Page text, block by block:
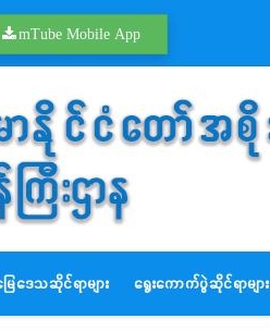
mTube Mobile App
ေဒေသဆိုင်ရာများ ရွေးကောက်ပွဲဆိုင်ရာများ